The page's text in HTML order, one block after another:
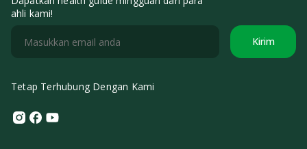
ahli kami!
Kirim
Tetap Terhubung Dengan Kami
Instagram
Facebook
Youtube